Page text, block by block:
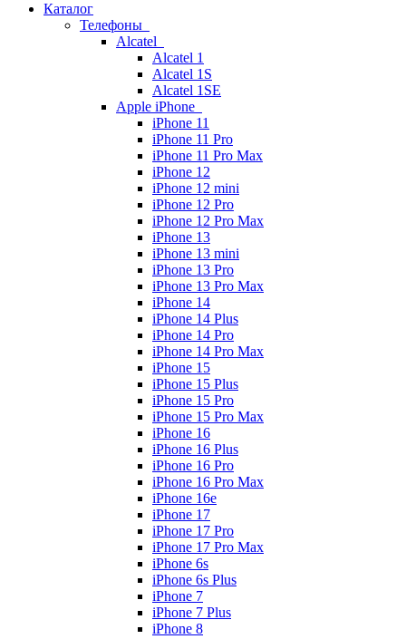
Каталог
Телефоны
Alcatel
Alcatel 1
Alcatel 1S
Alcatel 1SE
Apple iPhone
iPhone 11
iPhone 11 Pro
iPhone 11 Pro Max
iPhone 12
iPhone 12 mini
iPhone 12 Pro
iPhone 12 Pro Max
iPhone 13
iPhone 13 mini
iPhone 13 Pro
iPhone 13 Pro Max
iPhone 14
iPhone 14 Plus
iPhone 14 Pro
iPhone 14 Pro Max
iPhone 15
iPhone 15 Plus
iPhone 15 Pro
iPhone 15 Pro Max
iPhone 16
iPhone 16 Plus
iPhone 16 Pro
iPhone 16 Pro Max
iPhone 16e
iPhone 17
iPhone 17 Pro
iPhone 17 Pro Max
iPhone 6s
iPhone 6s Plus
iPhone 7
iPhone 7 Plus
iPhone 8